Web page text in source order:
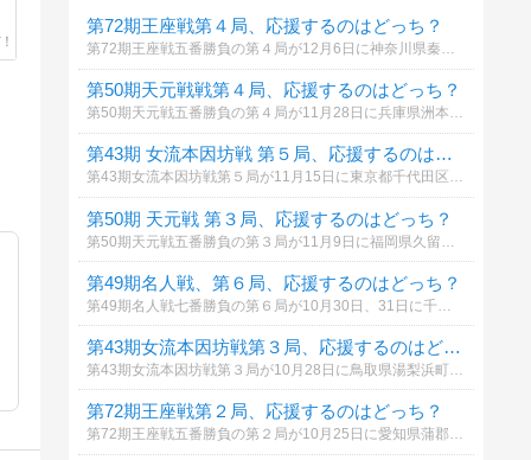
第72期王座戦第４局、応援するのはどっち？
第72期王座戦五番勝負の第４局が12月6日に神奈川県秦野市鶴巻温泉「陣屋」で行われます。井山（王座）に挑戦するのは、芝野（九段）。あなたが応援するのは、井山裕太さんですか？それとも芝野虎丸さんですか？ご投票をお待ちしております。
第50期天元戦戦第４局、応援するのはどっち？
第50期天元戦五番勝負の第４局が11月28日に兵庫県洲本市「ホテルニューアワジ」で行われます。一力遼（天元）に挑戦するのは、芝野虎丸（九段）。あなたが応援するのは、一力遼さんですか？それとも、芝野虎丸さんですか？ご投票をお待ちしております。
第43期 女流本因坊戦 第５局、応援するのはどっち？
第43期女流本因坊戦第５局が11月15日に東京都千代田区「日本棋院」で行われます。藤沢里菜（女流本因坊）に挑戦するのは、牛英子（四段）。あなたが応援するのは、藤沢里菜さんですか？牛英子さんですか？ご投票をお待ちしております。
第50期 天元戦 第３局、応援するのはどっち？
第49期名人戦、第６局、応援するのはどっち？
第43期女流本因坊戦第３局、応援するのはどっち？
第43期女流本因坊戦第３局が10月28日に鳥取県湯梨浜町「望湖楼」で行われます。藤沢里菜（女流本因坊）に挑戦するのは、牛英子（四段）。あなたが応援するのは、藤沢里菜さんですか？牛英子さんですか？ご投票をお待ちしております。
第72期王座戦第２局、応援するのはどっち？
第72期王座戦五番勝負の第２局が10月25日に愛知県蒲郡市「銀波荘」で行われます。井山（王座）に挑戦するのは、芝野（名人）。あなたが応援するのは、井山裕太さんですか？それとも芝野虎丸さんですか？ご投票をお待ちしております。